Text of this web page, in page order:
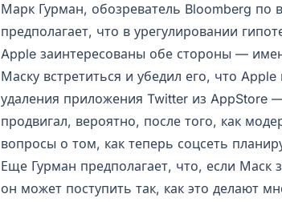
Марк Гурман, обозреватель Bloomberg по
предполагает, что в урегулировании
Apple заинтересованы обе стороны —
Маску встретиться и убедил его, что
удаления приложения Twitter из AppStore
продвигал, вероятно, после того, как
вопросы о том, как теперь соцсеть
Еще Гурман предполагает, что, если Маск
он может поступить так, как это делают